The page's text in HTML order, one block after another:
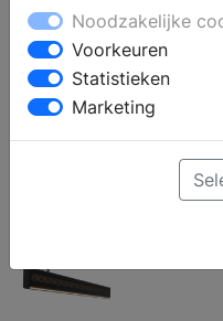
Noodzakelijke
Voorkeuren
Statistieken
Marketing